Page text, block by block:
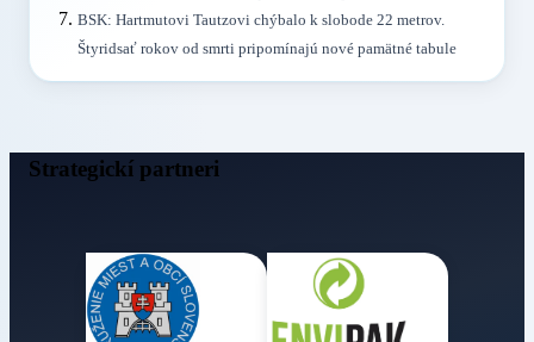
BSK: Hartmutovi Tautzovi chýbalo k slobode 22 metrov.
Štyridsať rokov od smrti pripomínajú nové pamätné tabule
Strategickí partneri